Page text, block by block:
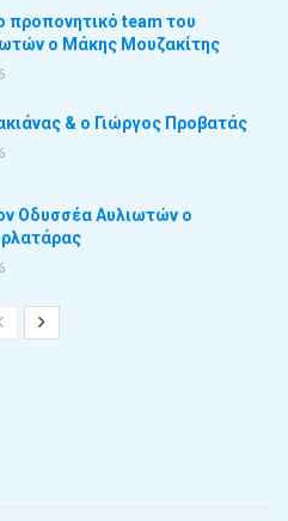
προπονητικό team του
ο Μάκης Μουζακίτης
& ο Γιώργος Προβατάς
Οδυσσέα Αυλιωτών ο